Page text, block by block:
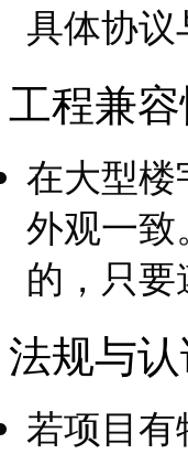
具体协议
工程兼
在大型楼
外观一致
的，只
法规与
若项目有